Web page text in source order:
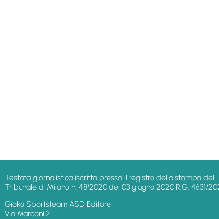
Testata giornalistica iscritta presso il registro della stampa del
Tribunale di Milano n. 48/2020 del 03 giugno 2020 R.G. 4631/
Gioko Sportsteam ASD Editore
Via Marconi 2